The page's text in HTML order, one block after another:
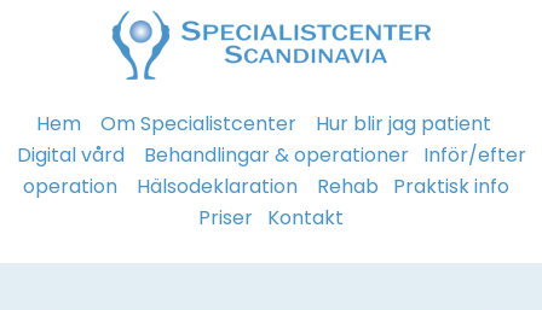
Hem Om Specialistcenter
Hur blir jag patient
Digital vård
Behandlingar & operationer Inför/efter
operation
Hälsodeklaration Rehab
Praktisk info
Priser Kontakt